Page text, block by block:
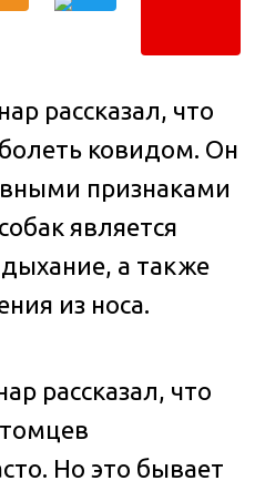
рассказал, что
ковидом. Он
признаками
является
а также
из носа.
рассказал, что
Но это бывает